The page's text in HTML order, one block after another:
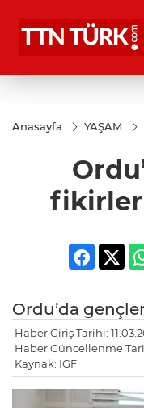
Anasayfa YAŞAM
Ordu’da
Haber Giriş Tarihi:
Haber Güncellenme
Kaynak: IGF